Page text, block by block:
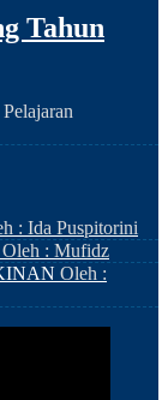
Tahun
: Ida Puspitorini
Oleh : Mufidz
Oleh :